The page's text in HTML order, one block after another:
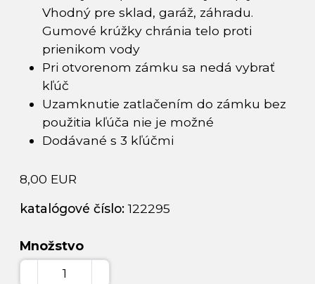
Vhodný pre sklad, garáž, záhradu.
Gumové krúžky chránia telo proti
prienikom vody
Pri otvorenom zámku sa nedá vybrať
kľúč
Uzamknutie zatlačením do zámku bez
použitia kľúča nie je možné
Dodávané s 3 kľúčmi
8,00 EUR
katalógové číslo:122295
Množstvo